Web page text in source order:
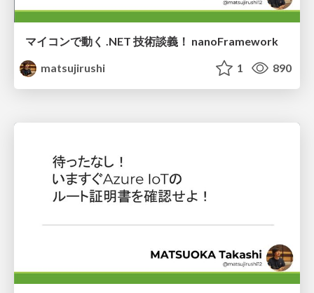
マイコンで動く .NET 技術談義！ nanoFramework
matsujirushi
1 890